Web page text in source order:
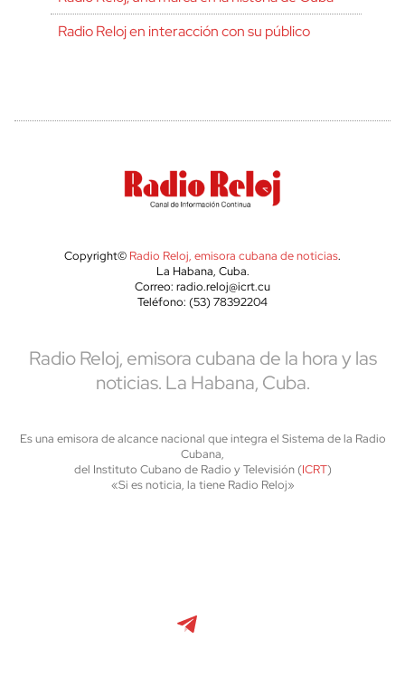
Radio Reloj en interacción con su público
Copyright© Radio Reloj, emisora cubana de noticias.
La Habana, Cuba.
Correo: radio.reloj@icrt.cu
Teléfono: (53) 78392204
Radio Reloj, emisora cubana de la hora y las
noticias. La Habana, Cuba.
Es una emisora de alcance nacional que integra el Sistema de la Radio
Cubana,
del Instituto Cubano de Radio y Televisión (ICRT)
«Si es noticia, la tiene Radio Reloj»